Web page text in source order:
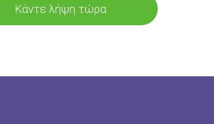
Κάντε λήψη τώρα